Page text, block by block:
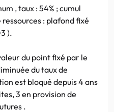
, taux : 54% ; cumul
: plafond fixé
).
du point fixé par le
du taux de
est bloqué depuis 4 ans
3 en provision de
.